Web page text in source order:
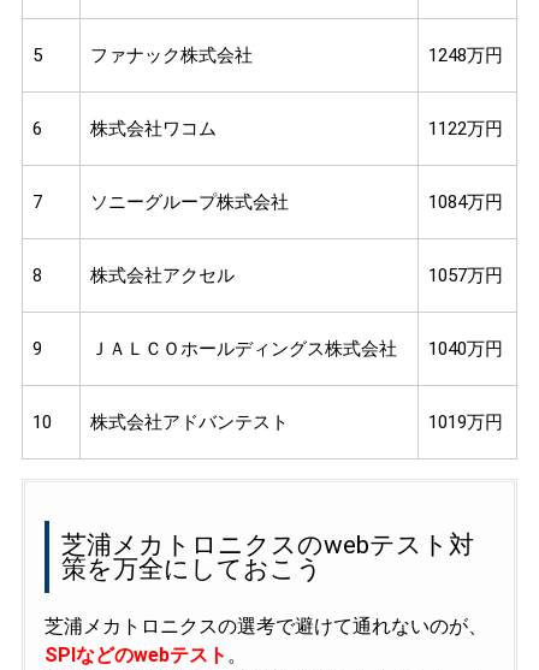
5 ファナック株式会社 1248万円
6 株式会社ワコム 1122万円
7 ソニーグループ株式会社 1084万円
8 株式会社アクセル 1057万円
9 ＪＡＬＣＯホールディングス株式会社 1040万円
10 株式会社アドバンテスト 1019万円
芝浦メカトロニクスのwebテスト対
策を万全にしておこう
芝浦メカトロニクスの選考で避けて通れないのが、
SPIなどのwebテスト 。